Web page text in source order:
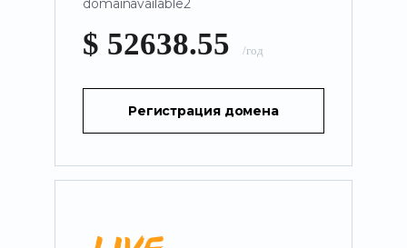
domainavailable2
$ 52638.55 /год
Регистрация домена